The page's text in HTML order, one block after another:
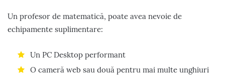
Un profesor de matematică, poate avea nevoie de
echipamente suplimentare:
Un PC Desktop performant
O cameră web sau două pentru mai multe unghiuri